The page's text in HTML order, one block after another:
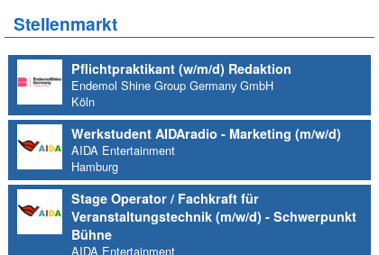
Stellenmarkt
Pflichtpraktikant (w/m/d) Redaktion
Endemol Shine Group Germany GmbH
Köln
Werkstudent AIDAradio - Marketing (m/w/d)
AIDA Entertainment
Hamburg
Stage Operator / Fachkraft für
Veranstaltungstechnik (m/w/d) - Schwerpunkt
Bühne
AIDA Entertainment